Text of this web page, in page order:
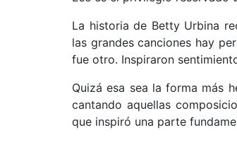
La historia de Betty Urbina
las grandes canciones hay
fue otro. Inspiraron
Quizá esa sea la forma más
cantando aquellas
que inspiró una parte